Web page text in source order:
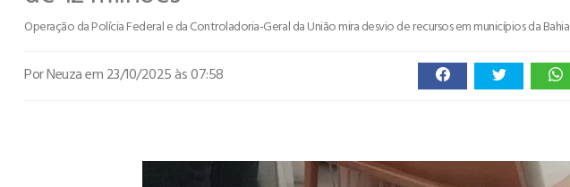
Operação da Polícia Federal e da Controladoria‑Geral da União mira desvio de recursos em municípios da Bahia
Por Neuzaem 23/10/2025 às 07:58